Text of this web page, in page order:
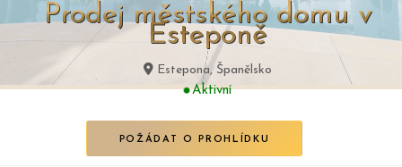
Prodej městského domu v
Esteponě
Estepona, Španělsko
Aktivní
POŽÁDAT O PROHLÍDKU